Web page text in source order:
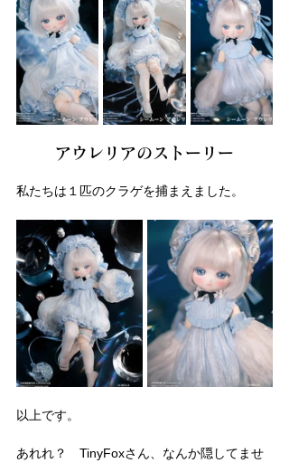
アウレリアのストーリー
私たちは１匹のクラゲを捕まえました。
以上です。
あれれ？　TinyFoxさん、なんか隠してませ